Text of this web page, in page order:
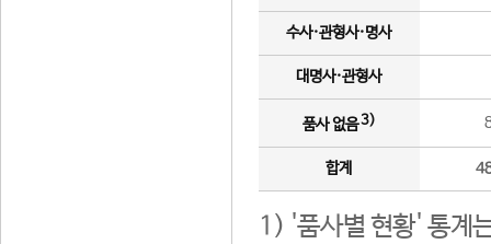
수사·관형사·명사
대명사·관형사
품사 없음3)
합계
1) '품사별 현황' 통계